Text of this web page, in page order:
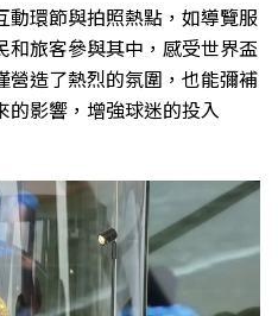
環節與拍照熱點，如導覽服
和旅客參與其中，感受世界盃
營造了熱烈的氛圍，也能彌補
的影響，增強球迷的投入